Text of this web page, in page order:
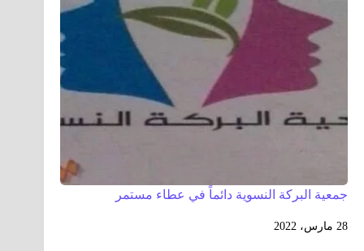
جمعية البركة النسوية دائماً في عطاء مستمر
28 مارس، 2022